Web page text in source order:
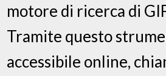
motore di ricerca di
Tramite questo
accessibile online,